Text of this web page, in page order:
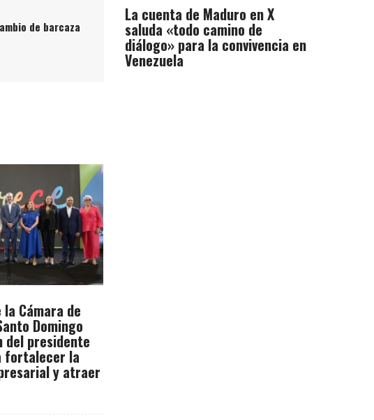
de barcaza
Cámara de
Domingo
del presidente
fortalecer la
y atraer
La cuenta de Maduro en X
saluda «todo camino de
diálogo» para la convivencia en
Venezuela